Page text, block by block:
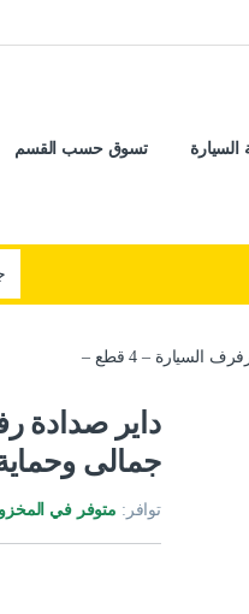
تسوق حسب القسم
– 4 قطع –
داير صدادة
جمالى وحماية
توافر: متوفر في